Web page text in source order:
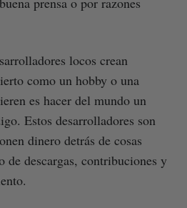
locos crean
como un hobby o una
es hacer del mundo un
Estos desarrolladores son
dinero detrás de cosas
de descargas, contribuciones y